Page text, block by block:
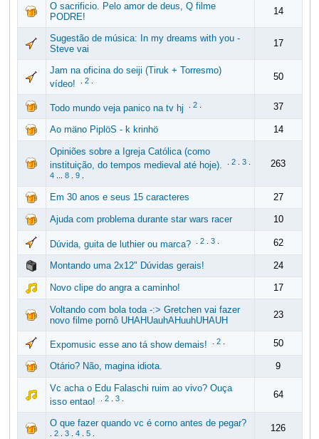
O sacrificio. Pelo amor de deus, Q filme
PODRE!
14
Sugestão de música: In my dreams with you -
Steve vai
17
Jam na oficina do seiji (Tiruk + Torresmo)
vídeo!
2. 50
Todo mundo veja panico na tv hj 2. 37
Ao mäno PiplöS - k krinhö 14
Opiniões sobre a Igreja Católica (como
instituição, do tempos medieval até hoje).
2. 3.
4... 8. 9.
263
Em 30 anos e seus 15 caracteres 27
Ajuda com problema durante star wars racer 10
Dúvida, guita de luthier ou marca? 2. 3. 62
Montando uma 2x12" Dúvidas gerais! 24
Novo clipe do angra a caminho! 17
Voltando com bola toda -:> Gretchen vai fazer
novo filme pornô UHAHUauhAHuuhUHAUH
23
Expomusic esse ano tá show demais! 2. 50
Otário? Não, magina idiota. 9
Vc acha o Edu Falaschi ruim ao vivo? Ouça
isso entao!
2. 3. 64
O que fazer quando vc é corno antes de pegar?
2. 3. 4. 5. 126